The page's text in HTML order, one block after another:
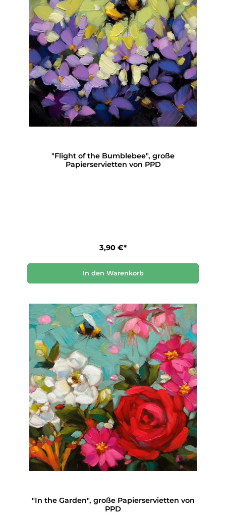
"Flight of the Bumblebee", große
Papierservietten von PPD
3,90 €*
In den Warenkorb
"In the Garden", große Papierservietten von
PPD